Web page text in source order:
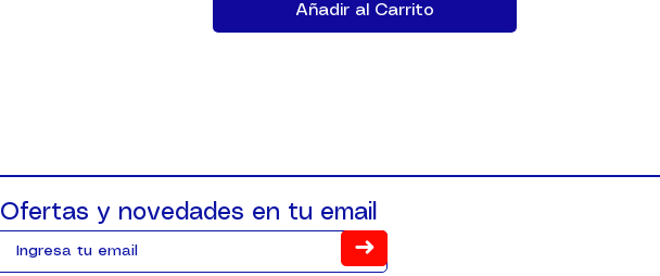
Añadir al Carrito
Ofertas y novedades en tu email
➜